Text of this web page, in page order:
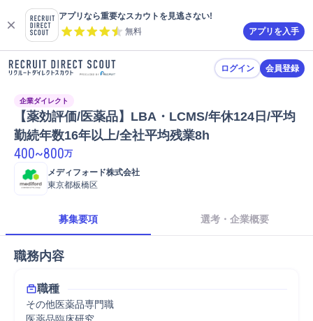
アプリなら重要なスカウトを見逃さない!
無料
アプリを入手
ログイン 会員登録
企業ダイレクト
【薬効評価/医薬品】LBA・LCMS/年休124日/平均
勤続年数16年以上/全社平均残業8h
400~800万
メディフォード株式会社
東京都板橋区
募集要項 選考・企業概要
職務内容
職種
その他医薬品専門職